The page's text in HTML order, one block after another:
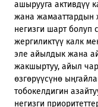
ашырууга активдүү
жана жамааттардын
негизги шарт болуп
жергиликтүү калк
эле айылдык жана
жакшыртуу, айыл
өзгөрүүсүнө
тобокелдигин
негизги